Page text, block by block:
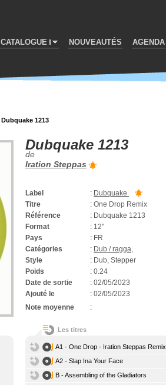
CATALOGUE NOUVEAUTÉS AGENDA
Dubquake 1213
Dubquake 1213
de
Iration Steppas
Label : Dubquake
Titre
: One Drop Remix
Référence
: Dubquake 1213
Format
: 12"
Pays
: FR
Catégories
: Dub / ragga,
Style
: Dub, Stepper
Poids
: 0.24
Date de sortie
: 02/05/2023
Ajouté le
: 02/05/2023
Note moyenne
:
Les titres
A1 - One Drop - Iration Steppas Remix
A2 - Slap Ina Your Face
B - Assembling of the Gladiators